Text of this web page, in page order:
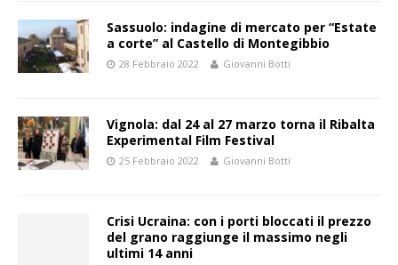
Sassuolo: indagine di mercato per “Estate
a corte” al Castello di Montegibbio
28 Febbraio 2022 Giovanni Botti
Vignola: dal 24 al 27 marzo torna il Ribalta
Experimental Film Festival
25 Febbraio 2022 Giovanni Botti
Crisi Ucraina: con i porti bloccati il prezzo
del grano raggiunge il massimo negli
ultimi 14 anni